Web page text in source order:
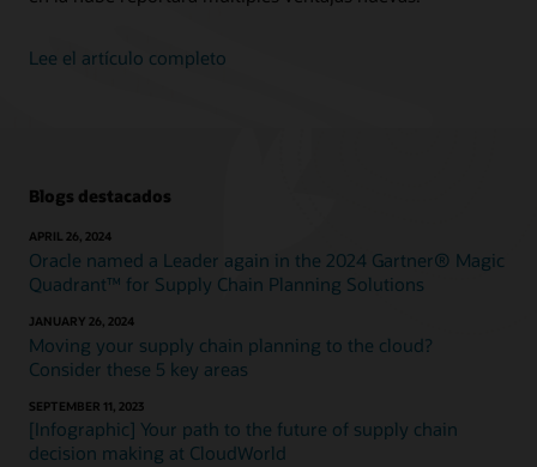
Lee el artículo completo
Blogs destacados
APRIL 26, 2024
Oracle named a Leader again in the 2024 Gartner® Magic
Quadrant™ for Supply Chain Planning Solutions
JANUARY 26, 2024
Moving your supply chain planning to the cloud?
Consider these 5 key areas
SEPTEMBER 11, 2023
[Infographic] Your path to the future of supply chain
decision making at CloudWorld